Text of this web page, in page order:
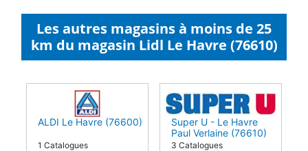
Les autres magasins à moins de 25
km du magasin Lidl Le Havre (76610)
ALDI Le Havre (76600)
1 Catalogues
Super U - Le Havre
Paul Verlaine (76610)
3 Catalogues